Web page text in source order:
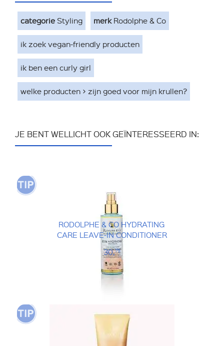
categorie Styling merkRodolphe & Co
ik zoek vegan-friendly producten
ik ben een curly girl
welke producten > zijn goed voor mijn krullen?
JE BENT WELLICHT OOK GEÏNTERESSEERD IN:
RODOLPHE & CO HYDRATING
CARE LEAVE-IN CONDITIONER
30,75